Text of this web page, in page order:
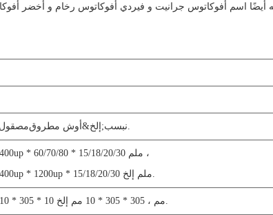
اسم أفوكاتوس جرانيت و فيردي أفوكاتوس رخام و أخضر
أوش مطروق
2400up * 60/70/80 * 15/18/20/30 ملم ،